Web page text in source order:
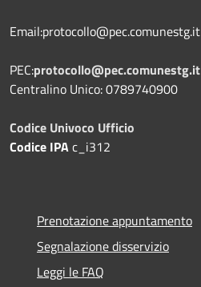
Email:protocollo@pec.comunestg.it
PEC:protocollo@pec.comunestg.it
Centralino Unico: 0789740900
Codice Univoco Ufficio
Codice IPAc_i312
Prenotazione appuntamento
Segnalazione disservizio
Leggi le FAQ